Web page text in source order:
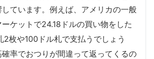
しています。例えば、アメリカの一般
ケットで24.18ドルの買い物をした
枚や100ドル札で支払うでしょう
率でおつりが間違って返ってくるの